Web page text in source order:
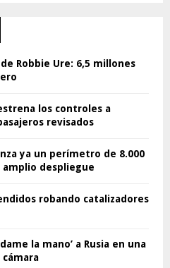
Robbie Ure: 6,5 millones
los controles a
revisados
ya un perímetro de 8.000
despliegue
robando catalizadores
la mano’ a Rusia en una